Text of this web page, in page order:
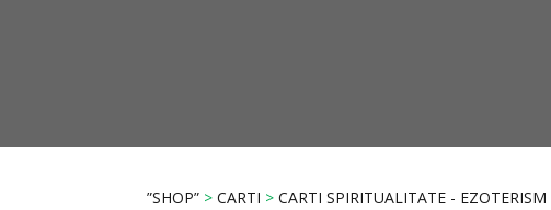
”SHOP” >CARTI >CARTI SPIRITUALITATE - EZOTERISM